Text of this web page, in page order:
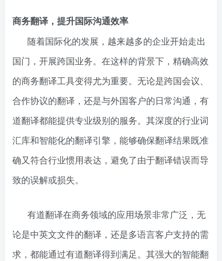
商务翻译，提升国际沟通效率
随着国际化的发展，越来越多的企业开始走出
国门，开展跨国业务。在这样的背景下，精确高效
的商务翻译工具变得尤为重要。无论是跨国会议、
合作协议的翻译，还是与外国客户的日常沟通，有
道翻译都能提供专业级别的服务。其深度的行业词
汇库和智能化的翻译引擎，能够确保翻译结果既准
确又符合行业惯用表达，避免了由于翻译错误而导
致的误解或损失。
有道翻译在商务领域的应用场景非常广泛，无
论是中英文文件的翻译，还是多语言客户支持的需
求，都能通过有道翻译得到满足。其强大的智能翻